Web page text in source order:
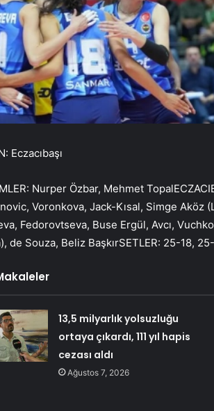
Eczacıbaşı
Nurper Özbar, Mehmet
Voronkova, Jack-Kısal, Simge Aköz
Fedorovtseva, Buse Ergül, Avcı,
de Souza, Beliz BaşkırSETLER: 25-18,
13,5 milyarlık yolsuzluğu
ortaya çıkardı, 111 yıl hapis
cezası aldı
Ağustos 7, 2026